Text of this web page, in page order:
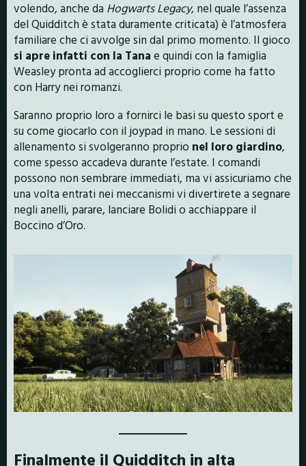
volendo, anche da Hogwarts Legacy, nel quale l’assenza
del Quidditch è stata duramente criticata) è l’atmosfera
familiare che ci avvolge sin dal primo momento. Il gioco
si apre infatti con la Tana e quindi con la famiglia
Weasley pronta ad accoglierci proprio come ha fatto
con Harry nei romanzi.
Saranno proprio loro a fornirci le basi su questo sport e
su come giocarlo con il joypad in mano. Le sessioni di
allenamento si svolgeranno proprio nel loro giardino,
come spesso accadeva durante l’estate. I comandi
possono non sembrare immediati, ma vi assicuriamo che
una volta entrati nei meccanismi vi divertirete a segnare
negli anelli, parare, lanciare Bolidi o acchiappare il
Boccino d’Oro.
Finalmente il Quidditch in alta